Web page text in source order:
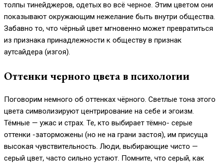
толпы тинейджеров, одетых во всё черное. Этим цветом они
показывают окружающим нежелание быть внутри общества.
Забавно то, что чёрный цвет мгновенно может превратиться
из признака принадлежности к обществу в признак
аутсайдера (изгоя).
Оттенки черного цвета в психологии
Поговорим немного об оттенках чёрного. Светлые тона этого
цвета символизируют центрирование на себе и эгоизм.
Тёмные — ужас и страх. Те, кто выбирает тёмно- серые
оттенки -заторможены (но не на грани застоя), им присуща
высокая чувствительность. Люди, выбирающие чисто —
серый цвет, часто сильно устают. Помните, что серый, как